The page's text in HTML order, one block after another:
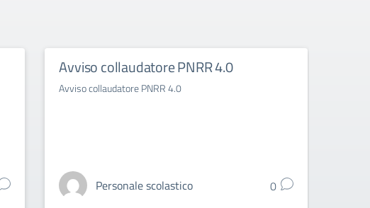
Avviso collaudatore PNRR 4.0
Avviso collaudatore PNRR 4.0
Personale scolastico 0